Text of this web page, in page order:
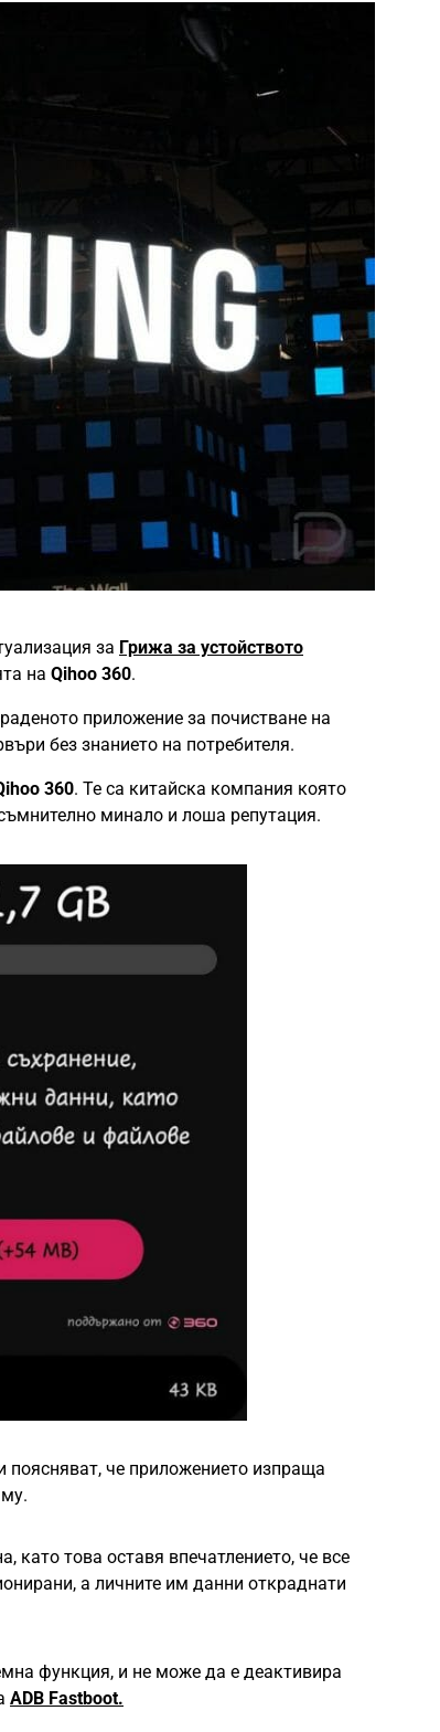
за Грижа за устойството
на Qihoo 360.
приложение за почистване на
без знанието на потребителя.
360. Те са китайска компания която
минало и лоша репутация.
поясняват, че приложението изпраща
това оставя впечатлението, че все
а личните им данни откраднати
функция, и не може да е деактивира
ADB Fastboot.